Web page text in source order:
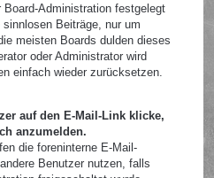
Administration festgelegt
Beiträge, nur um
meisten Boards dulden dieses
oder Administrator wird
einfach wieder zurücksetzen.
auf den E-Mail-Link klicke,
anzumelden.
die foreninterne E-Mail-
Benutzer nutzen, falls